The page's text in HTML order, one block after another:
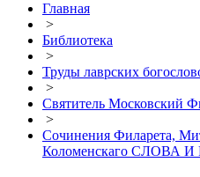
Главная
>
Библиотека
>
Труды лаврских
>
Святитель Московский
>
Сочинения Филарета,
Коломенскаго СЛОВА